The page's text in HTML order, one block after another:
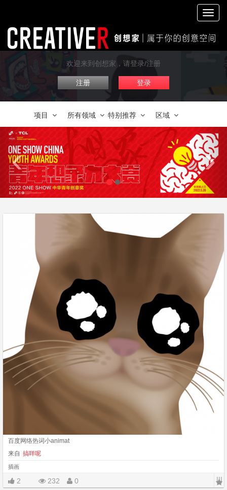
切
换
航
欢迎来到创想家，请登录/注册
注册 登录
项目 所有领域 特别推荐 区域
‹ ›
百度网络热词小animat
来自 搞咩呢
插画
2 232 0 |||